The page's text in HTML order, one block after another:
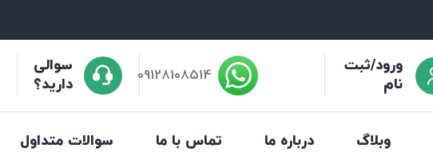
ورود/ثبت
نام
09128108514
سوالی
دارید؟
وبلاگ درباره ما تماس با ما سوالات متداول